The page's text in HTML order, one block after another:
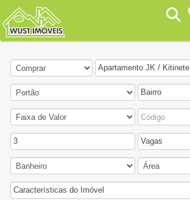
Apartamento JK / Kitinete
Bairro
3 Vagas
Características do Imóvel